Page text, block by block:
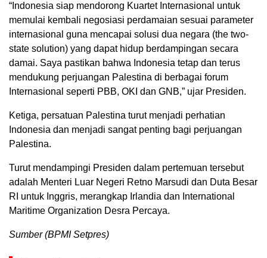
“Indonesia siap mendorong Kuartet Internasional untuk
memulai kembali negosiasi perdamaian sesuai parameter
internasional guna mencapai solusi dua negara (the two-
state solution) yang dapat hidup berdampingan secara
damai. Saya pastikan bahwa Indonesia tetap dan terus
mendukung perjuangan Palestina di berbagai forum
Internasional seperti PBB, OKI dan GNB,” ujar Presiden.
Ketiga, persatuan Palestina turut menjadi perhatian
Indonesia dan menjadi sangat penting bagi perjuangan
Palestina.
Turut mendampingi Presiden dalam pertemuan tersebut
adalah Menteri Luar Negeri Retno Marsudi dan Duta Besar
RI untuk Inggris, merangkap Irlandia dan International
Maritime Organization Desra Percaya.
Sumber (BPMI Setpres)